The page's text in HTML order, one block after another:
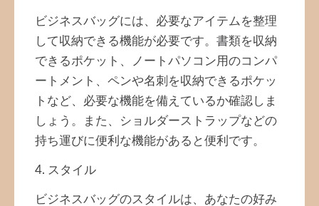
ビジネスバッグには、必要なアイテムを整理
して収納できる機能が必要です。書類を収納
できるポケット、ノートパソコン用のコンパ
ートメント、ペンや名刺を収納できるポケッ
トなど、必要な機能を備えているか確認しま
しょう。また、ショルダーストラップなどの
持ち運びに便利な機能があると便利です。
4. スタイル
ビジネスバッグのスタイルは、あなたの好み